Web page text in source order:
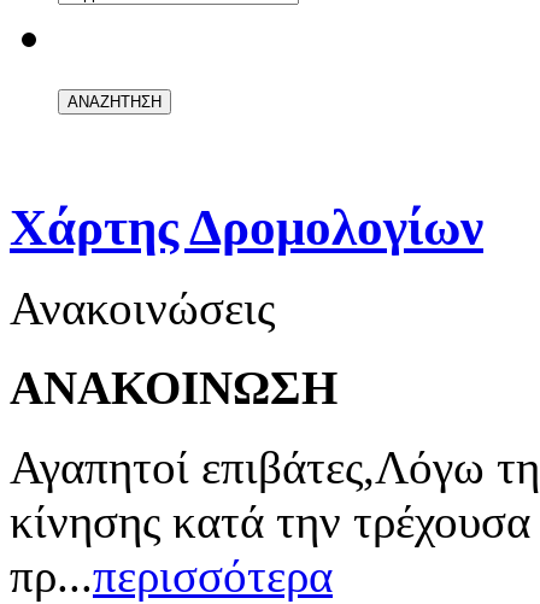
Χάρτης Δρομολογίων
Ανακοινώσεις
ΑΝΑΚΟΙΝΩΣΗ
Αγαπητοί επιβάτες,Λόγω
κίνησης κατά την
πρ...περισσότερα